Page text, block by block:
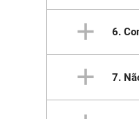
Conta
Lance
Serviços
As
divulgados
6.
Os
mail
7.